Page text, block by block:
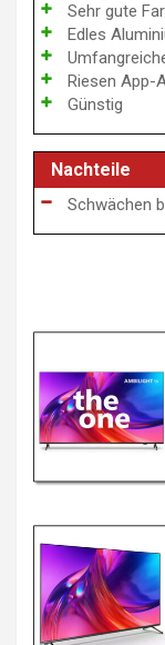
Sehr gute
Edles
Riesen App-
Günstig
Nachteile
Schwächen